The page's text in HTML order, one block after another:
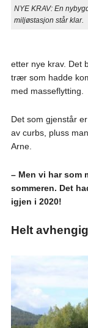
NYE KRAV: En
miljøstasjon står klar.
etter nye krav. Det
trær som hadde
med masseflytting.
Det som gjenstår
av curbs, pluss
Arne.
– Men vi har som
sommeren. Det
igjen i 2020!
Helt